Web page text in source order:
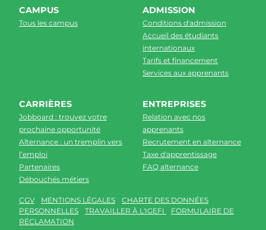
CAMPUS
Tous les campus
ADMISSION
Conditions d'admission
Accueil des étudiants
internationaux
Tarifs et financement
Services aux apprenants
CARRIÈRES
Jobboard : trouvez votre
prochaine opportunité
Alternance : un tremplin vers
l’emploi
Partenaires
Débouchés métiers
ENTREPRISES
Relation avec nos
apprenants
Recrutement en alternance
Taxe d'apprentissage
FAQ alternance
CGV MENTIONS LÉGALES
CHARTE DES DONNÉES
PERSONNELLES
TRAVAILLER À L'IGEFI
FORMULAIRE DE
RÉCLAMATION